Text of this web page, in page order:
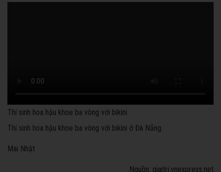
Thí sinh hoa hậu khoe ba vòng với bikini
Thí sinh hoa hậu khoe ba vòng với bikini ở Đà Nẵng.
Mai Nhật
Nguồn: giaitri.vnexpress.net